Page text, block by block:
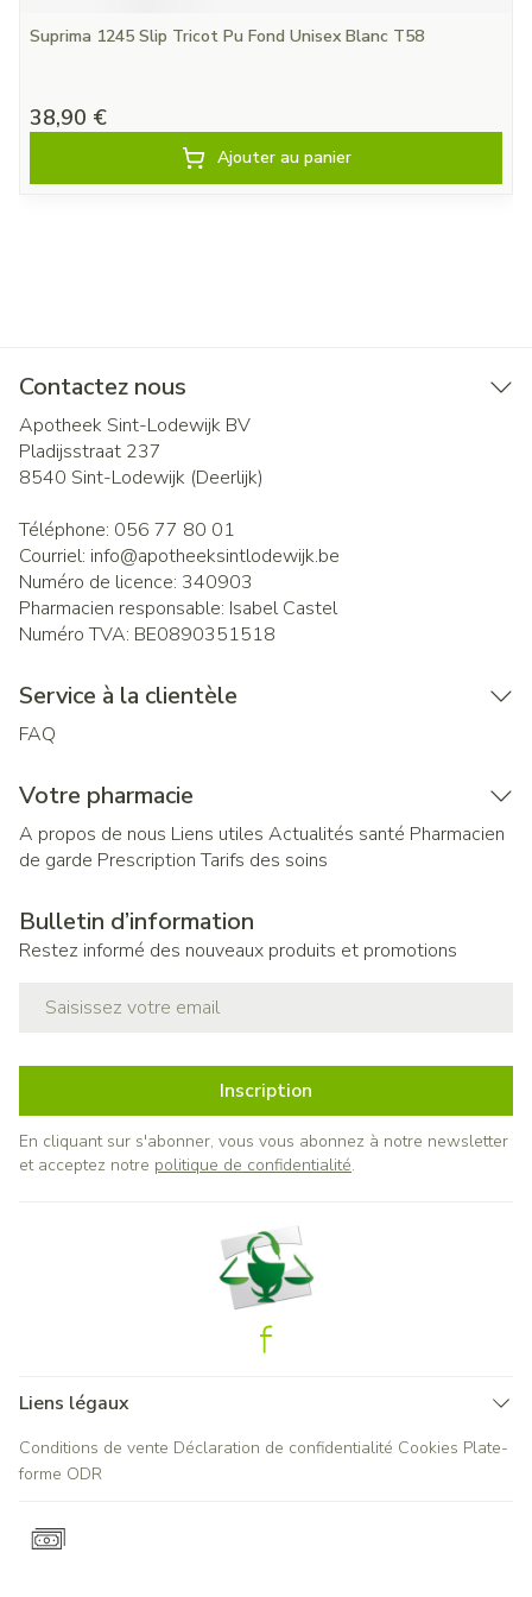
Suprima 1245 Slip Tricot Pu Fond Unisex Blanc T58
38,90 €
Ajouter au panier
Contactez nous
Apotheek Sint-Lodewijk BV
Pladijsstraat 237
8540 Sint-Lodewijk (Deerlijk)
Téléphone: 056 77 80 01
Courriel: info@apotheeksintlodewijk.be
Numéro de licence: 340903
Pharmacien responsable: Isabel Castel
Numéro TVA: BE0890351518
Service à la clientèle
FAQ
Votre pharmacie
A propos de nous Liens utiles Actualités santé Pharmacien
de garde Prescription Tarifs des soins
Bulletin d’information
Restez informé des nouveaux produits et promotions
Inscription
En cliquant sur s'abonner, vous vous abonnez à notre newsletter
et acceptez notre politique de confidentialité.
Liens légaux
Conditions de vente Déclaration de confidentialité Cookies Plate-
forme ODR